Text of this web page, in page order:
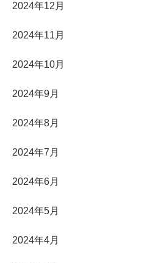
2024年12月
2024年11月
2024年10月
2024年9月
2024年8月
2024年7月
2024年6月
2024年5月
2024年4月